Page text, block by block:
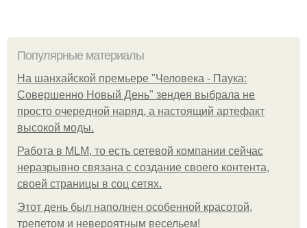
Популярные материалы
На шанхайской премьере "Человека - Паука:
Совершенно Новый День" зендея выбрала не
просто очередной наряд, а настоящий артефакт
высокой моды.
Работа в MLM, то есть сетевой компании сейчас
неразрывно связана с создание своего контента,
своей страницы в соц сетях.
Этот день был наполнен особенной красотой,
трепетом и невероятным весельем!